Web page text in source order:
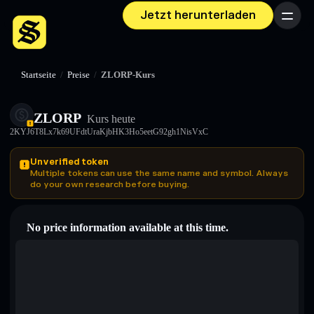
Jetzt herunterladen Menü
Startseite / Preise / ZLORP-Kurs
ZLORP Kurs heute
2KYJ6T8Lx7k69UFdtUraKjbHK3Ho5eetG92gh1NisVxC
Unverified token
Multiple tokens can use the same name and symbol. Always
do your own research before buying.
No price information available at this time.